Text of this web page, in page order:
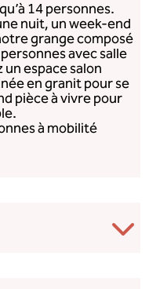
14 personnes.
nuit, un week-end
grange composé
avec salle
espace salon
en granit pour se
pièce à vivre pour
à mobilité